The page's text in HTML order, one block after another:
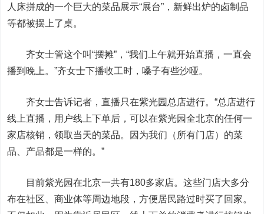
人床拼成的一个巨大的菜品展示“展台”，新鲜出炉的卤制品
等都被摆上了桌。
齐女士管这个叫“摆摊”，“我们上午就开始直播，一直会
播到晚上。”齐女士下播收工时，嗓子有些沙哑。
齐女士告诉记者，直播只在紫光园总店进行。“总店进行
线上直播，用户线上下单后，可以在紫光园全北京的任何一
家店核销，领取当天的菜品。因为我们（所有门店）的菜
品、产品都是一样的。”
目前紫光园在北京一共有180多家店。这些门店大多分
布在社区、商业体等周边地段，方便居民路过时买了回家。